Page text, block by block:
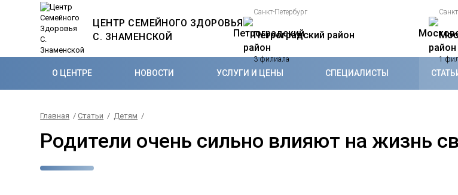
ЦЕНТР СЕМЕЙНОГО ЗДОРОВЬЯ
С. ЗНАМЕНСКОЙ
Санкт-Петербург
Петроградский район
3 филиала 1
О ЦЕНТРЕ НОВОСТИ УСЛУГИ И ЦЕНЫ СПЕЦИАЛИСТЫ
Главная /Статьи / Детям /
Родители очень сильно влияют на жизнь